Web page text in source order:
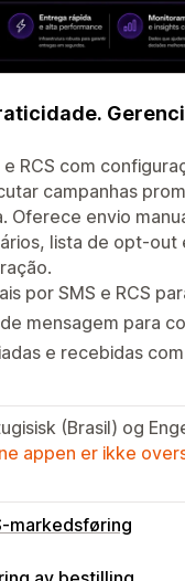
RCS com
campanhas
Oferece envio
lista de opt-
por SMS e RCS
mensagem para
e recebidas
(Brasil) og
appen er ikke
markedsføring
kampanjer